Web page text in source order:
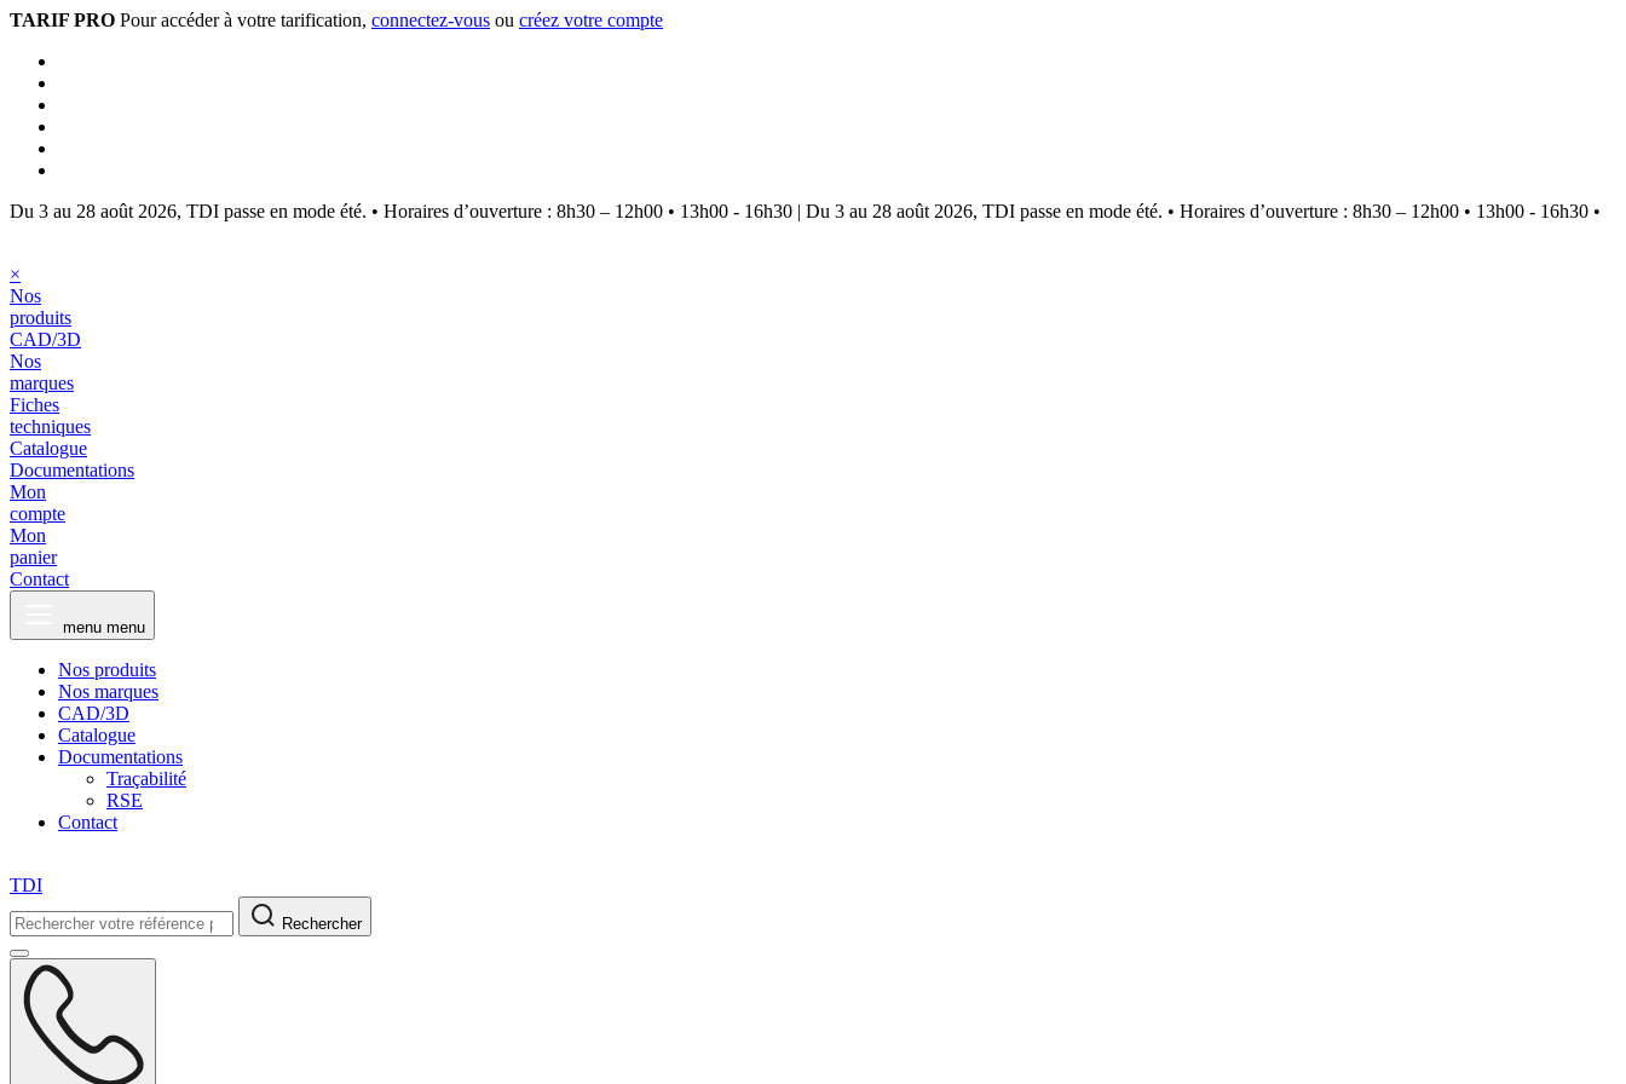
TARIF PRO Pour accéder à votre tarification, connectez-vous ou créez votre compte
Du 3 au 28 août 2026, TDI passe en mode été. • Horaires d’ouverture : 8h30 – 12h00 • 13h00 - 16h30 | Du 3 au 28 août 2026, TDI passe en mode été. • Horaires d’ouverture : 8h30 – 12h00 • 13h00 - 16h30 •
×
Nos
produits
CAD/3D
Nos
marques
Fiches
techniques
Catalogue
Documentations
Mon
compte
Mon
panier
Contact
menu menu
Nos produits
Nos marques
CAD/3D
Catalogue
Documentations
Traçabilité
RSE
Contact
TDI
Rechercher